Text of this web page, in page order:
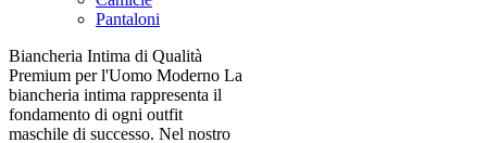
Pantaloni
Biancheria Intima di Qualità
Premium per l'Uomo Moderno La
biancheria intima rappresenta il
fondamento di ogni outfit
maschile di successo. Nel nostro